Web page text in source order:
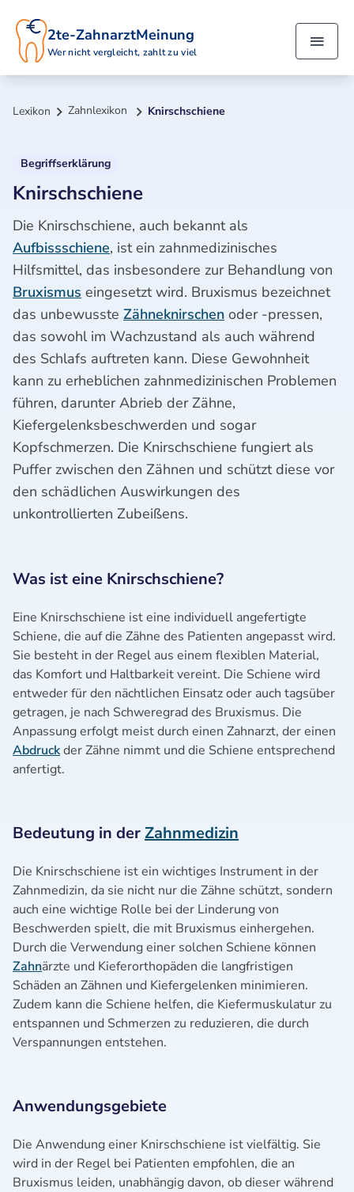
2te-ZahnarztMeinung
Wer nicht vergleicht, zahlt zu viel
Lexikon Zahnlexikon Knirschschiene
Begriffserklärung
Knirschschiene
Die Knirschschiene, auch bekannt als
Aufbissschiene, ist ein zahnmedizinisches
Hilfsmittel, das insbesondere zur Behandlung von
Bruxismus eingesetzt wird. Bruxismus bezeichnet
das unbewusste Zähneknirschen oder -pressen,
das sowohl im Wachzustand als auch während
des Schlafs auftreten kann. Diese Gewohnheit
kann zu erheblichen zahnmedizinischen Problemen
führen, darunter Abrieb der Zähne,
Kiefergelenksbeschwerden und sogar
Kopfschmerzen. Die Knirschschiene fungiert als
Puffer zwischen den Zähnen und schützt diese vor
den schädlichen Auswirkungen des
unkontrollierten Zubeißens.
Was ist eine Knirschschiene?
Eine Knirschschiene ist eine individuell angefertigte
Schiene, die auf die Zähne des Patienten angepasst wird.
Sie besteht in der Regel aus einem flexiblen Material,
das Komfort und Haltbarkeit vereint. Die Schiene wird
entweder für den nächtlichen Einsatz oder auch tagsüber
getragen, je nach Schweregrad des Bruxismus. Die
Anpassung erfolgt meist durch einen Zahnarzt, der einen
Abdruckder Zähne nimmt und die Schiene entsprechend
anfertigt.
Bedeutung in der Zahnmedizin
Die Knirschschiene ist ein wichtiges Instrument in der
Zahnmedizin, da sie nicht nur die Zähne schützt, sondern
auch eine wichtige Rolle bei der Linderung von
Beschwerden spielt, die mit Bruxismus einhergehen.
Durch die Verwendung einer solchen Schiene können
Zahnärzte und Kieferorthopäden die langfristigen
Schäden an Zähnen und Kiefergelenken minimieren.
Zudem kann die Schiene helfen, die Kiefermuskulatur zu
entspannen und Schmerzen zu reduzieren, die durch
Verspannungen entstehen.
Anwendungsgebiete
Die Anwendung einer Knirschschiene ist vielfältig. Sie
wird in der Regel bei Patienten empfohlen, die an
Bruxismus leiden, unabhängig davon, ob dieser während